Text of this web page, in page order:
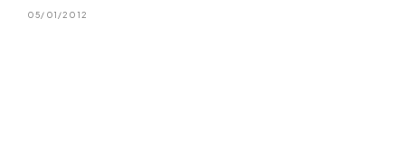
05/01/2012